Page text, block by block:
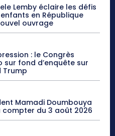
Lemby éclaire les défis
en République
ouvrage
: le Congrès
fond d’enquête sur
Trump
Mamadi Doumbouya
du 3 août 2026